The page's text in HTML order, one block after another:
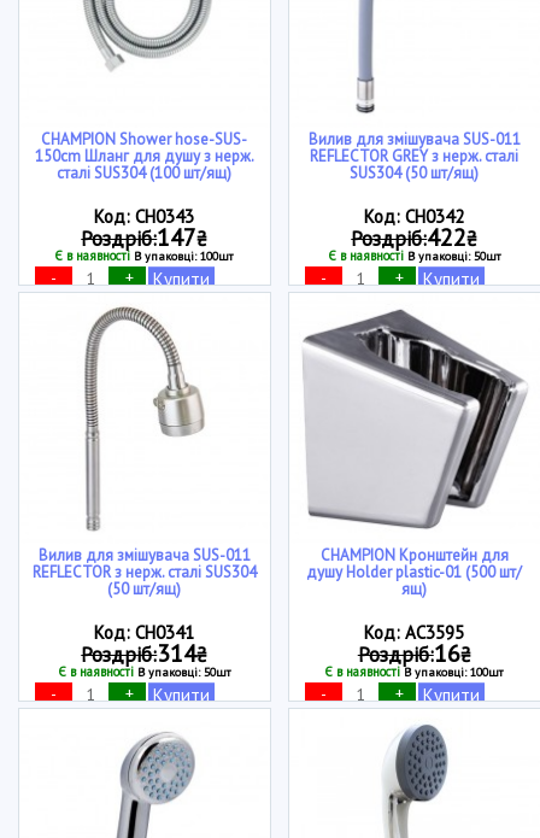
CHAMPION Shower hose-SUS-
150cm Шланг для душу з нерж.
сталі SUS304 (100 шт/ящ)
Код: CH0343
Роздріб:147₴
Є в наявності В упаковці: 100шт
- + Купити
Вилив для змішувача SUS-011
REFLECTOR GREY з нерж. сталі
SUS304 (50 шт/ящ)
Код: CH0342
Роздріб:422₴
Є в наявностіВ упаковці: 50шт
- + Купити
Вилив для змішувача SUS-011
REFLECTOR з нерж. сталі SUS304
(50 шт/ящ)
Код: CH0341
Роздріб:314₴
Є в наявностіВ упаковці: 50шт
- + Купити
CHAMPION Кронштейн для
душу Holder plastic-01 (500 шт/
ящ)
Код: AC3595
Роздріб:16₴
Є в наявностіВ упаковці: 100шт
- + Купити